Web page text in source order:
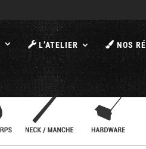
L’ATELIER NOS